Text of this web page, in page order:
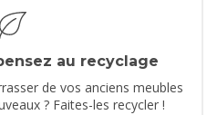
au recyclage
de vos anciens meubles
? Faites-les recycler !